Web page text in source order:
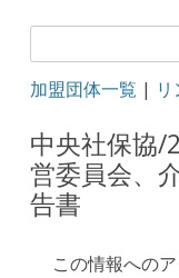
検
加盟団体一覧 |
中央社保協/
営委員会、
告書
この情報への